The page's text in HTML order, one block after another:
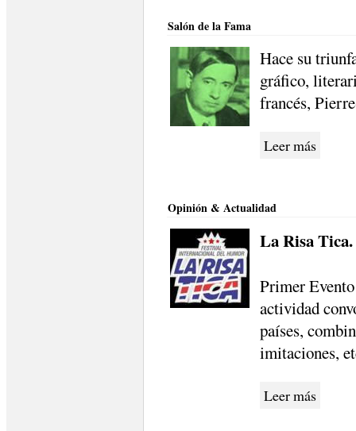
Salón de la Fama
Hace su
gráfico,
francés,
Leer más
Opinión & Actualidad
La Risa
Primer
actividad
países,
imitaciones,
Leer más